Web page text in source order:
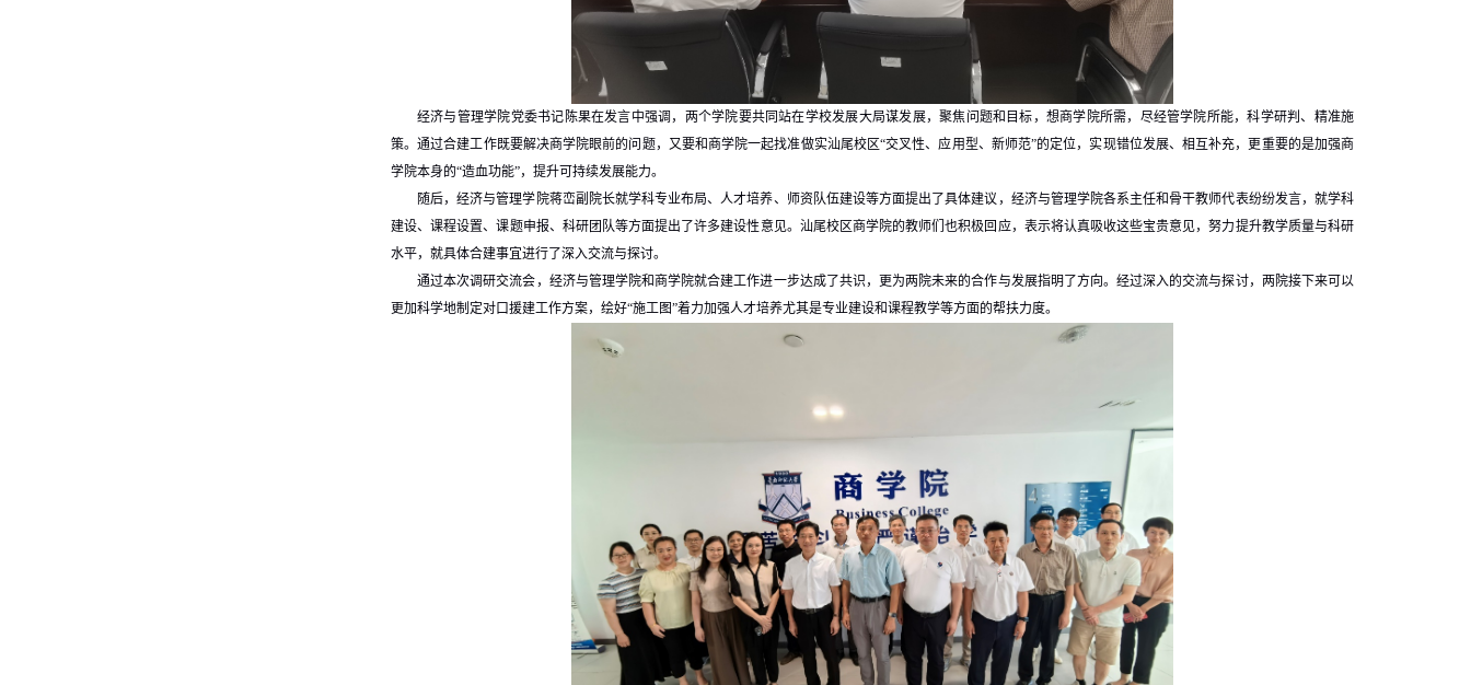
经济与管理学院党委书记陈果在发言中强调，两个学院要共同站在学校发展大局谋发展，聚焦问题和目标，想商学院所需，尽经管学院所能，科学研判、精准施
策。通过合建工作既要解决商学院眼前的问题，又要和商学院一起找准做实汕尾校区“交叉性、应用型、新师范”的定位，实现错位发展、相互补充，更重要的是加强商
学院本身的“造血功能”，提升可持续发展能力。
随后，经济与管理学院蒋峦副院长就学科专业布局、人才培养、师资队伍建设等方面提出了具体建议，经济与管理学院各系主任和骨干教师代表纷纷发言，就学科
建设、课程设置、课题申报、科研团队等方面提出了许多建设性意见。汕尾校区商学院的教师们也积极回应，表示将认真吸收这些宝贵意见，努力提升教学质量与科研
水平，就具体合建事宜进行了深入交流与探讨。
通过本次调研交流会，经济与管理学院和商学院就合建工作进一步达成了共识，更为两院未来的合作与发展指明了方向。经过深入的交流与探讨，两院接下来可以
更加科学地制定对口援建工作方案，绘好“施工图”着力加强人才培养尤其是专业建设和课程教学等方面的帮扶力度。